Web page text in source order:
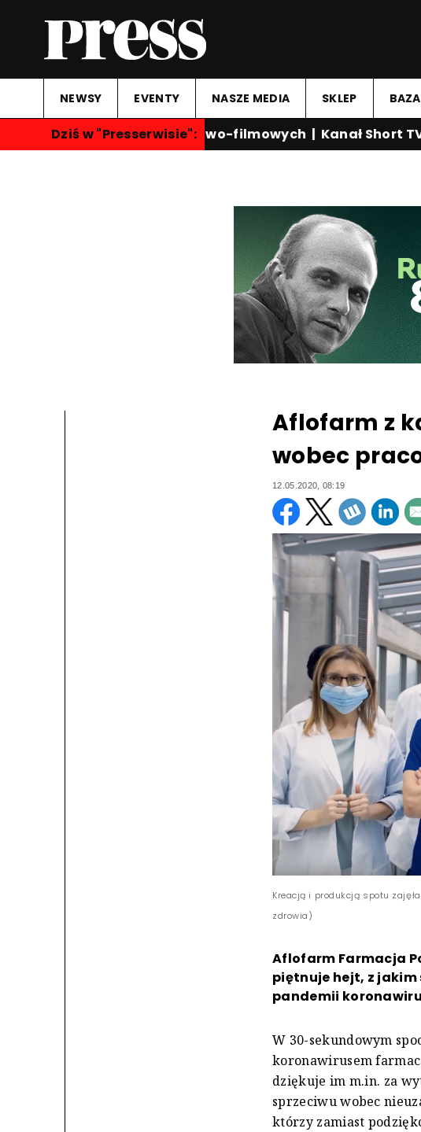
NEWSY EVENTY NASZE MEDIA SKLEP
Dziś w "Presserwisie":
kanałów serialowo-filmowych|Kanał Short TV |
Aflofarm z
wobec
12.05.2020, 08:19
Kreacją i produkcją spotu
zdrowia)
Aflofarm Farmacja
piętnuje hejt, z jakim
pandemii
W 30-sekundowym
koronawirusem
dziękuje im m.in. za
sprzeciwu wobec
którzy zamiast